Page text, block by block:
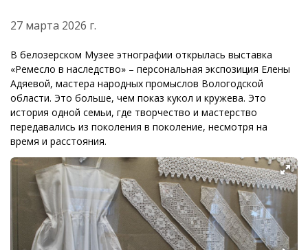
27 марта 2026 г.
В белозерском Музее этнографии открылась выставка
«Ремесло в наследство» – персональная экспозиция Елены
Адяевой, мастера народных промыслов Вологодской
области. Это больше, чем показ кукол и кружева. Это
история одной семьи, где творчество и мастерство
передавались из поколения в поколение, несмотря на
время и расстояния.